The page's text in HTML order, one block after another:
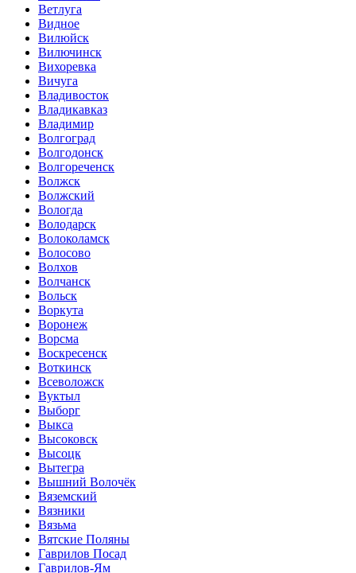
Ветлуга
Видное
Вилюйск
Вилючинск
Вихоревка
Вичуга
Владивосток
Владикавказ
Владимир
Волгоград
Волгодонск
Волгореченск
Волжск
Волжский
Вологда
Володарск
Волоколамск
Волосово
Волхов
Волчанск
Вольск
Воркута
Воронеж
Ворсма
Воскресенск
Воткинск
Всеволожск
Вуктыл
Выборг
Выкса
Высоковск
Высоцк
Вытегра
Вышний Волочёк
Вяземский
Вязники
Вязьма
Вятские Поляны
Гаврилов Посад
Гаврилов-Ям